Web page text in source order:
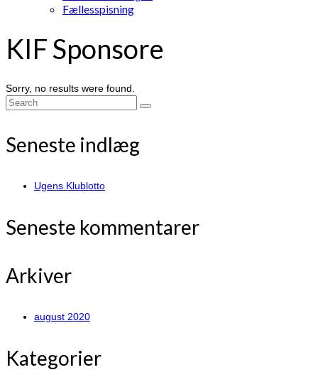
Fællesspisning
KIF Sponsore
Sorry, no results were found.
Search
Seneste indlæg
Ugens Klublotto
Seneste kommentarer
Arkiver
august 2020
Kategorier